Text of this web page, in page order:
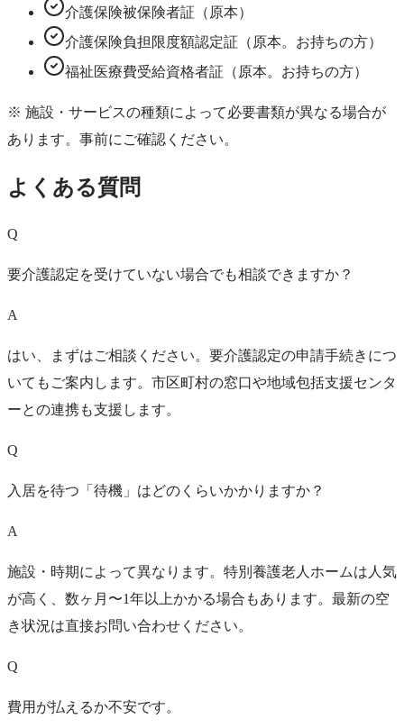
介護保険被保険者証（原本）
介護保険負担限度額認定証（原本。お持ちの方）
福祉医療費受給資格者証（原本。お持ちの方）
※ 施設・サービスの種類によって必要書類が異なる場合が
あります。事前にご確認ください。
よくある質問
Q
要介護認定を受けていない場合でも相談できますか？
A
はい、まずはご相談ください。要介護認定の申請手続きにつ
いてもご案内します。市区町村の窓口や地域包括支援センタ
ーとの連携も支援します。
Q
入居を待つ「待機」はどのくらいかかりますか？
A
施設・時期によって異なります。特別養護老人ホームは人気
が高く、数ヶ月〜1年以上かかる場合もあります。最新の空
き状況は直接お問い合わせください。
Q
費用が払えるか不安です。